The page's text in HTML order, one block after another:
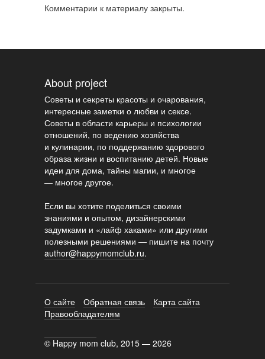
Комментарии к материалу закрыты.
About project
Советы и секреты красоты и очарования,
интересные заметки о любви и сексе.
Советы в области карьеры и психологии
отношений, по ведению хозяйства
и кулинарии, по поддержанию здорового
образа жизни и воспитанию детей. Новые
идеи для дома, тайны магии, и многое
— многое другое.
Если вы хотите поделиться своими
знаниями и опытом, дизайнерскими
задумками и «лайф хаками» или другими
полезными решениями — пишите на почту
author@happymomclub.ru.
О сайте Обратная связь
Карта сайта
Правообладателям
© Happy mom club, 2015 — 2026